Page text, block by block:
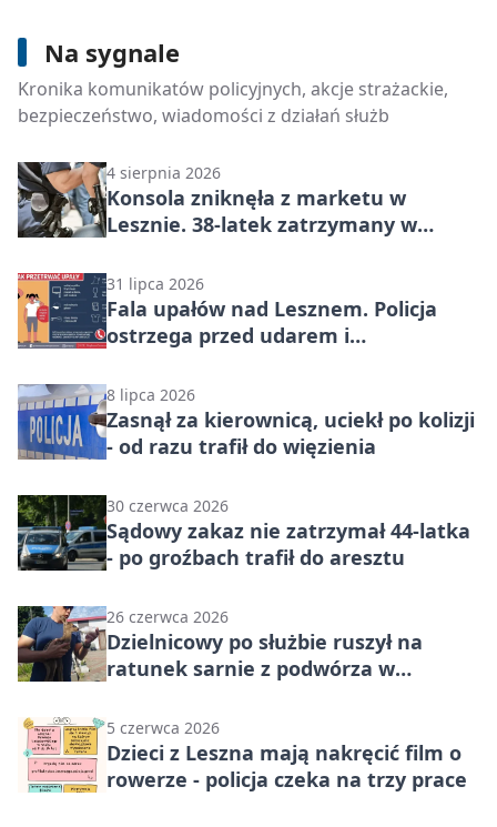
Na sygnale
Kronika komunikatów policyjnych, akcje strażackie,
bezpieczeństwo, wiadomości z działań służb
7 sierpnia 2026
Nocny drift we Włoszakowicach. 25-
latek stracił prawo jazdy
4 sierpnia 2026
Konsola zniknęła z marketu w
Lesznie. 38-latek zatrzymany w
31 lipca 2026
Fala upałów nad Lesznem. Policja
ostrzega przed udarem i
8 lipca 2026
Zasnął za kierownicą, uciekł po kolizji
- od razu trafił do więzienia
30 czerwca 2026
Sądowy zakaz nie zatrzymał 44-latka
- po groźbach trafił do aresztu
26 czerwca 2026
Dzielnicowy po służbie ruszył na
ratunek sarnie z podwórza w
5 czerwca 2026
Dzieci z Leszna mają nakręcić film o
rowerze - policja czeka na trzy prace